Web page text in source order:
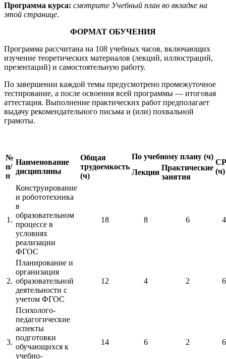
Программа курса: смотрите Учебный план во вкладке на
этой странице.
ФОРМАТ ОБУЧЕНИЯ
Программа рассчитана на 108 учебных часов, включающих
изучение теоретических материалов (лекций, иллюстраций,
презентаций) и самостоятельную работу.
По завершении каждой темы предусмотрено промежуточное
тестирование, а после освоения всей программы — итоговая
аттестация. Выполнение практических работ предполагает
выдачу рекомендательного письма и (или) похвальной
грамоты.
№
п/
п
Наименование
дисциплины
Общая
трудоемкость
(ч)
По учебному плану (ч)
(ч)
Лекции
Практические
занятия
1.
Конструирование
и робототехника
в
образовательном
процессе в
условиях
реализации
ФГОС
18 8 6 4
2.
Планирование и
организация
образовательной
деятельности с
учетом ФГОС
12 4 2 6
3.
Психолого-
педагогические
аспекты
подготовки
обучающихся к
учебно-
14 6 2 6